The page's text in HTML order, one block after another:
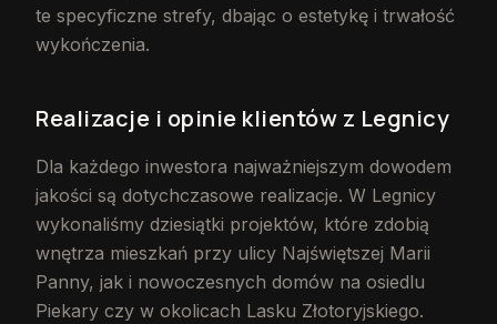
te specyficzne strefy, dbając o estetykę i trwałość
wykończenia.
Realizacje i opinie klientów z Legnicy
Dla każdego inwestora najważniejszym dowodem
jakości są dotychczasowe realizacje. W Legnicy
wykonaliśmy dziesiątki projektów, które zdobią
wnętrza mieszkań przy ulicy Najświętszej Marii
Panny, jak i nowoczesnych domów na osiedlu
Piekary czy w okolicach Lasku Złotoryjskiego.